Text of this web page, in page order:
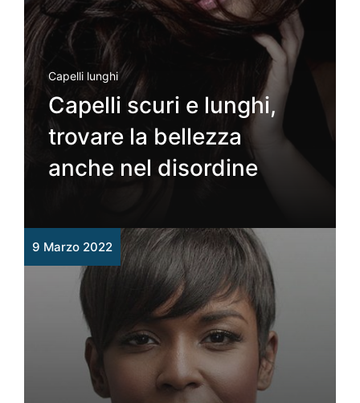
Capelli lunghi
Capelli scuri e lunghi,
trovare la bellezza
anche nel disordine
9 Marzo 2022